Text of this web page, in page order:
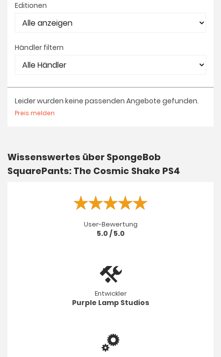
Editionen
Händler filtern
Leider wurden keine passenden Angebote gefunden.
Preis melden
Wissenswertes über SpongeBob
SquarePants: The Cosmic Shake PS4
User-Bewertung
5.0 / 5.0
Entwickler
Purple Lamp Studios